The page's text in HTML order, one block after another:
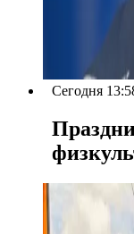
Сегодня